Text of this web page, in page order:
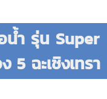
น้ำ รุ่น Super
5 ฉะเชิงเทรา